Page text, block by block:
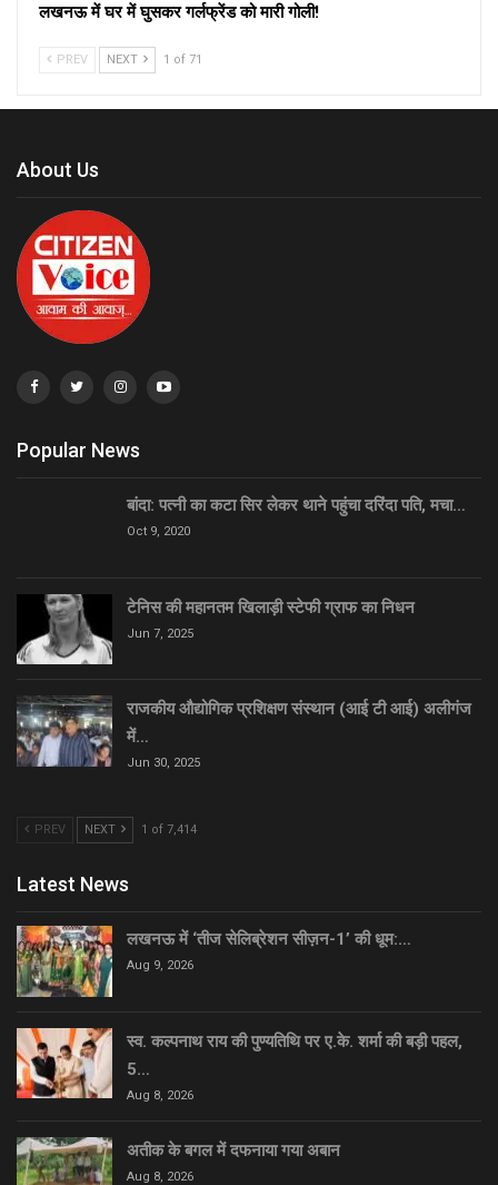
लखनऊ में घर में घुसकर गर्लफ्रेंड को मारी गोली!
PREV NEXT 1 of 71
About Us
Popular News
बांदा: पत्नी का कटा सिर लेकर थाने पहुंचा दरिंदा पति, मचा…
Oct 9, 2020
टेनिस की महानतम खिलाड़ी स्टेफी ग्राफ का निधन
Jun 7, 2025
राजकीय औद्योगिक प्रशिक्षण संस्थान (आई टी आई) अलीगंज
में…
Jun 30, 2025
PREV NEXT 1 of 7,414
Latest News
लखनऊ में ‘तीज सेलिब्रेशन सीज़न-1’ की धूम:…
Aug 9, 2026
स्व. कल्पनाथ राय की पुण्यतिथि पर ए.के. शर्मा की बड़ी पहल,
5…
Aug 8, 2026
अतीक के बगल में दफनाया गया अबान
Aug 8, 2026